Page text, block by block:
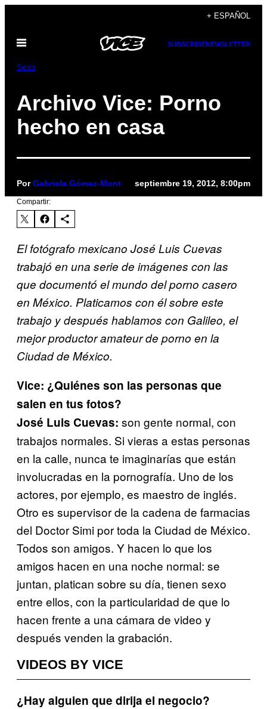
contenido
+ ESPAÑOL
Abrir
SUBSCRIBENEWSLETTER
Sexo
Archivo Vice: Porno
hecho en casa
PorGabriela Gómez-Mont septiembre 19, 2012, 8:00pm
Compartir:
El fotógrafo mexicano José Luis Cuevas
trabajó en una serie de imágenes con las
que documentó el mundo del porno casero
en México. Platicamos con él sobre este
trabajo y después hablamos con Galileo, el
mejor productor amateur de porno en la
Ciudad de México.
Vice: ¿Quiénes son las personas que
salen en tus fotos?
José Luis Cuevas: son gente normal, con
trabajos normales. Si vieras a estas personas
en la calle, nunca te imaginarías que están
involucradas en la pornografía. Uno de los
actores, por ejemplo, es maestro de inglés.
Otro es supervisor de la cadena de farmacias
del Doctor Simi por toda la Ciudad de México.
Todos son amigos. Y hacen lo que los
amigos hacen en una noche normal: se
juntan, platican sobre su día, tienen sexo
entre ellos, con la particularidad de que lo
hacen frente a una cámara de video y
después venden la grabación.
VIDEOS BY VICE
¿Hay alguien que dirija el negocio?